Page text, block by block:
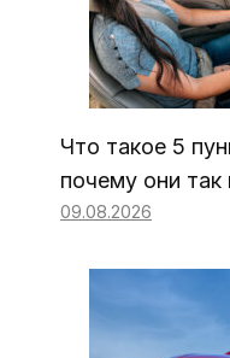
Что такое 5
почему они
09.08.2026